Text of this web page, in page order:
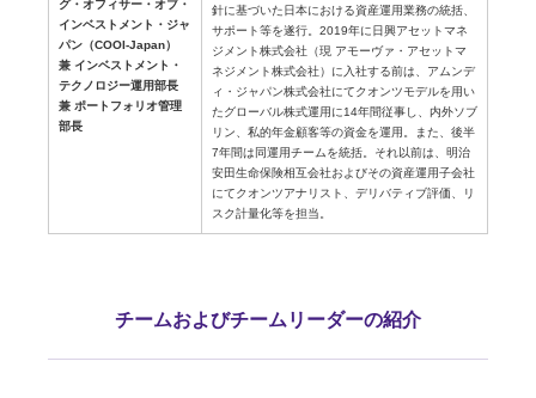
グ・オフィサー・オブ・
インベストメント・ジャ
パン（COOI-Japan）
兼 インベストメント・
テクノロジー運用部長
兼 ポートフォリオ管理
部長
針に基づいた日本における資産運用業務の統括、
サポート等を遂行。2019年に日興アセットマネ
ジメント株式会社（現 アモーヴァ・アセットマ
ネジメント株式会社）に入社する前は、アムンデ
ィ・ジャパン株式会社にてクオンツモデルを用い
たグローバル株式運用に14年間従事し、内外ソブ
リン、私的年金顧客等の資金を運用。また、後半
7年間は同運用チームを統括。それ以前は、明治
安田生命保険相互会社およびその資産運用子会社
にてクオンツアナリスト、デリバティブ評価、リ
スク計量化等を担当。
チームおよびチームリーダーの紹介